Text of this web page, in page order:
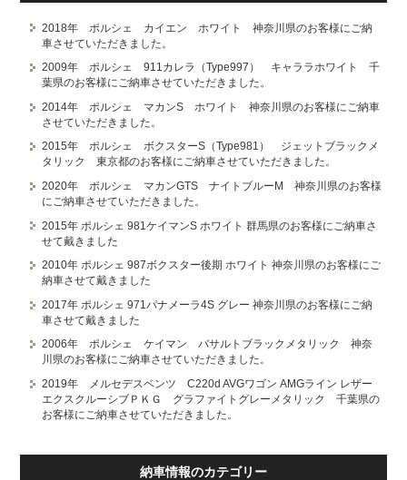
2018年 ポルシェ カイエン ホワイト 神奈川県のお客様にご納
車させていただきました。
2009年 ポルシェ 911カレラ（Type997） キャララホワイト 千
葉県のお客様にご納車させていただきました。
2014年 ポルシェ マカンS ホワイト 神奈川県のお客様にご納車
させていただきました。
2015年 ポルシェ ボクスターS（Type981） ジェットブラックメ
タリック 東京都のお客様にご納車させていただきました。
2020年 ポルシェ マカンGTS ナイトブルーM 神奈川県のお客様
にご納車させていただきました。
2015年 ポルシェ 981ケイマンS ホワイト 群馬県のお客様にご納車さ
せて戴きました
2010年 ポルシェ 987ボクスター後期 ホワイト 神奈川県のお客様にご
納車させて戴きました
2017年 ポルシェ 971パナメーラ4S グレー 神奈川県のお客様にご納
車させて戴きました
2006年 ポルシェ ケイマン バサルトブラックメタリック 神奈
川県のお客様にご納車させていただきました。
2019年 メルセデスベンツ C220d AVGワゴン AMGライン レザー
エクスクルーシブＰＫＧ グラファイトグレーメタリック 千葉県の
お客様にご納車させていただきました。
納車情報のカテゴリー